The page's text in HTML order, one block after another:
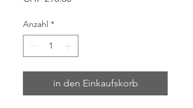
Anzahl *
in den Einkaufskorb